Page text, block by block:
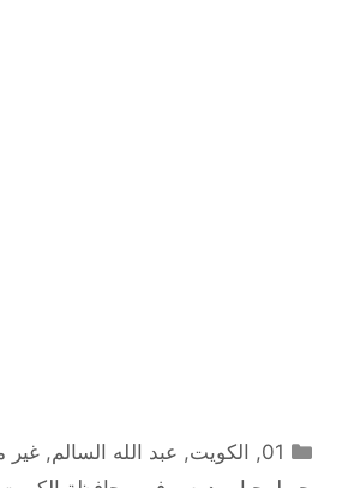
التصنيفات
01
, الكويت, عبد الله السالم,